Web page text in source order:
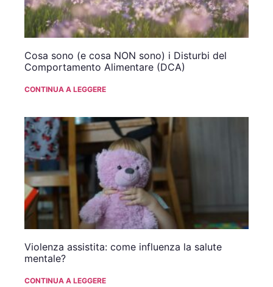
Cosa sono (e cosa NON sono) i Disturbi del
Comportamento Alimentare (DCA)
CONTINUA A LEGGERE
Violenza assistita: come influenza la salute
mentale?
CONTINUA A LEGGERE